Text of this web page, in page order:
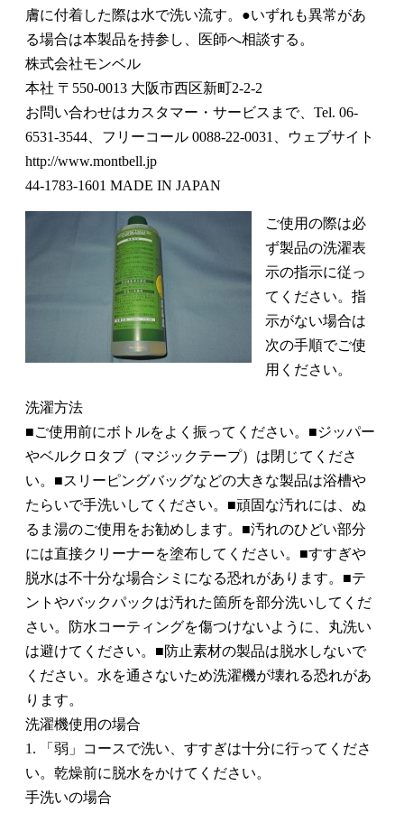
膚に付着した際は水で洗い流す。●いずれも異常があ
る場合は本製品を持参し、医師へ相談する。
株式会社モンベル
本社 〒550-0013 大阪市西区新町2-2-2
お問い合わせはカスタマー・サービスまで、Tel. 06-
6531-3544、フリーコール 0088-22-0031、ウェブサイト
http://www.montbell.jp
44-1783-1601 MADE IN JAPAN
ご使用の際は必
ず製品の洗濯表
示の指示に従っ
てください。指
示がない場合は
次の手順でご使
用ください。
洗濯方法
■ご使用前にボトルをよく振ってください。■ジッパー
やベルクロタブ（マジックテープ）は閉じてくださ
い。■スリーピングバッグなどの大きな製品は浴槽や
たらいで手洗いしてください。■頑固な汚れには、ぬ
るま湯のご使用をお勧めします。■汚れのひどい部分
には直接クリーナーを塗布してください。■すすぎや
脱水は不十分な場合シミになる恐れがあります。■テ
ントやバックパックは汚れた箇所を部分洗いしてくだ
さい。防水コーティングを傷つけないように、丸洗い
は避けてください。■防止素材の製品は脱水しないで
ください。水を通さないため洗濯機が壊れる恐れがあ
ります。
洗濯機使用の場合
1. 「弱」コースで洗い、すすぎは十分に行ってくださ
い。乾燥前に脱水をかけてください。
手洗いの場合